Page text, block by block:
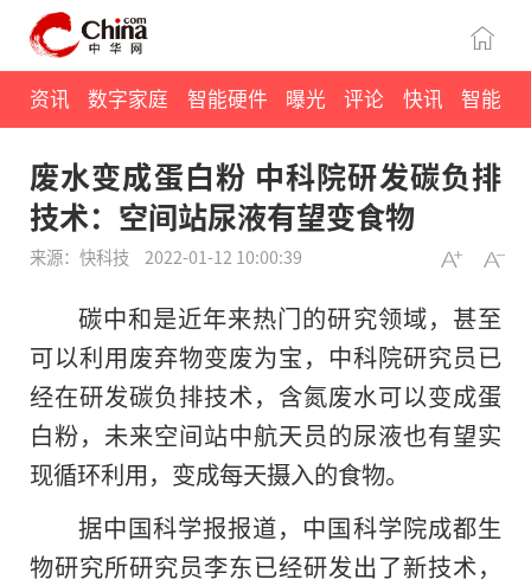
资讯 数字家庭 智能硬件 曝光 评论 快讯 智能
废水变成蛋白粉 中科院研发碳负排
技术：空间站尿液有望变食物
来源：快科技 2022-01-12 10:00:39
碳中和是近年来热门的研究领域，甚至
可以利用废弃物变废为宝，中科院研究员已
经在研发碳负排技术，含氮废水可以变成蛋
白粉，未来空间站中航天员的尿液也有望实
现循环利用，变成每天摄入的食物。
据中国科学报报道，中国科学院成都生
物研究所研究员李东已经研发出了新技术，